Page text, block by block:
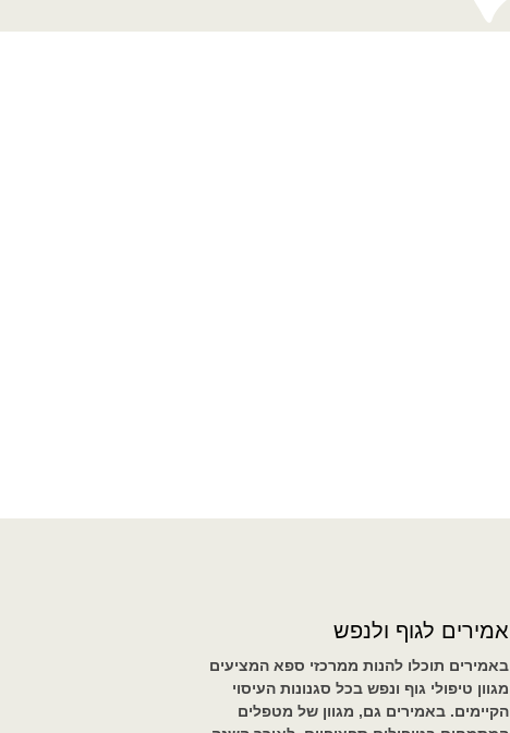
אמירים לגוף ולנפש
באמירים תוכלו להנות ממרכזי ספא המציעים
מגוון טיפולי גוף ונפש בכל סגנונות העיסוי
הקיימים. באמירים גם, מגוון של מטפלים